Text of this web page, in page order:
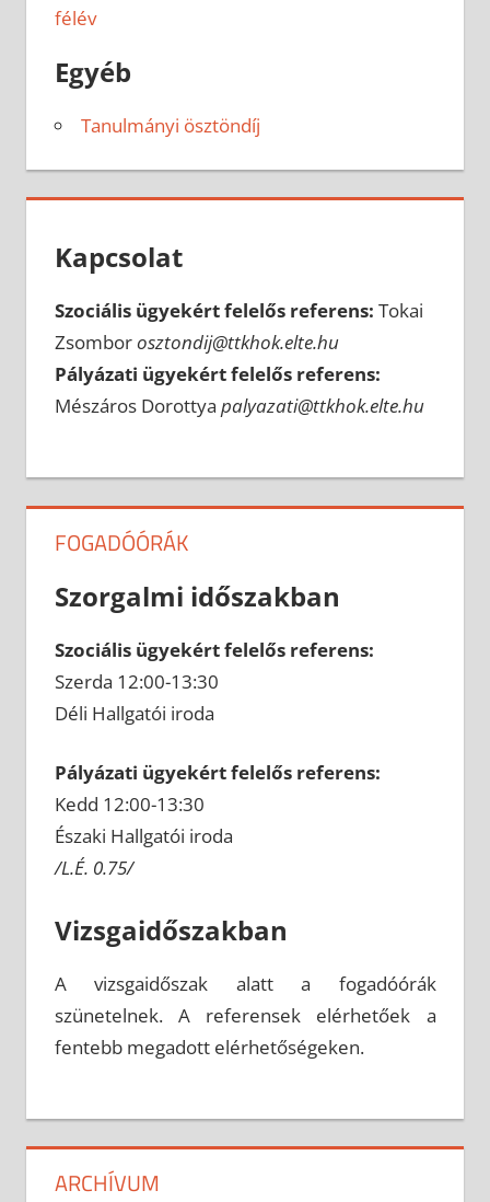
félév
Egyéb
Tanulmányi ösztöndíj
Kapcsolat
Szociális ügyekért felelős referens: Tokai
Zsomborosztondij@ttkhok.elte.hu
Pályázati ügyekért felelős referens:
Mészáros Dorottya palyazati@ttkhok.elte.hu
FOGADÓÓRÁK
Szorgalmi időszakban
Szociális ügyekért felelős referens:
Szerda 12:00-13:30
Déli Hallgatói iroda
Pályázati ügyekért felelős referens:
Kedd 12:00-13:30
Északi Hallgatói iroda
/L.É. 0.75/
Vizsgaidőszakban
A vizsgaidőszak alatt a fogadóórák
szünetelnek. A referensek elérhetőek a
fentebb megadott elérhetőségeken.
ARCHÍVUM